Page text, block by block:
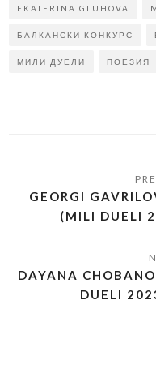
EKATERINA GLUHOVA
БАЛКАНСКИ КОНКУРС
МИЛИ ДУЕЛИ ПОЕЗИЯ
GEORGI
(MILI DUELI
DAYANA
DUELI